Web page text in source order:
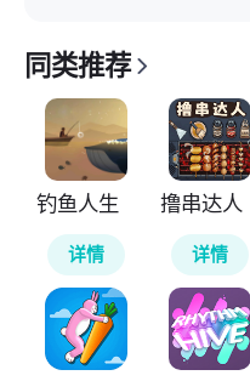
同类推荐
钓鱼人生
详情
撸串达人
详情